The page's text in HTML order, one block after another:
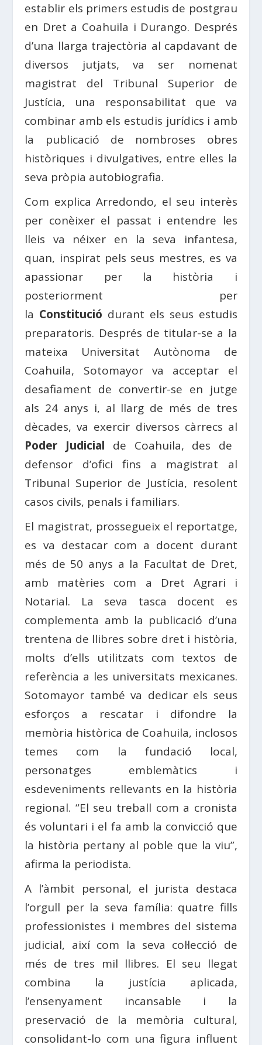
establir els primers estudis de postgrau
en Dret a Coahuila i Durango. Després
d’una llarga trajectòria al capdavant de
diversos jutjats, va ser nomenat
magistrat del Tribunal Superior de
Justícia, una responsabilitat que va
combinar amb els estudis jurídics i amb
la publicació de nombroses obres
històriques i divulgatives, entre elles la
seva pròpia autobiografia.
Com explica Arredondo, el seu interès
per conèixer el passat i entendre les
lleis va néixer en la seva infantesa,
quan, inspirat pels seus mestres, es va
apassionar per la història i
posteriorment per
la Constitució durant els seus estudis
preparatoris. Després de titular-se a la
mateixa Universitat Autònoma de
Coahuila, Sotomayor va acceptar el
desafiament de convertir-se en jutge
als 24 anys i, al llarg de més de tres
dècades, va exercir diversos càrrecs al
Poder Judicial de Coahuila, des de
defensor d’ofici fins a magistrat al
Tribunal Superior de Justícia, resolent
casos civils, penals i familiars.
El magistrat, prossegueix el reportatge,
es va destacar com a docent durant
més de 50 anys a la Facultat de Dret,
amb matèries com a Dret Agrari i
Notarial. La seva tasca docent es
complementa amb la publicació d’una
trentena de llibres sobre dret i història,
molts d’ells utilitzats com textos de
referència a les universitats mexicanes.
Sotomayor també va dedicar els seus
esforços a rescatar i difondre la
memòria històrica de Coahuila, inclosos
temes com la fundació local,
personatges emblemàtics i
esdeveniments rellevants en la història
regional. “El seu treball com a cronista
és voluntari i el fa amb la convicció que
la història pertany al poble que la viu”,
afirma la periodista.
A l’àmbit personal, el jurista destaca
l’orgull per la seva família: quatre fills
professionistes i membres del sistema
judicial, així com la seva col·lecció de
més de tres mil llibres. El seu llegat
combina la justícia aplicada,
l’ensenyament incansable i la
preservació de la memòria cultural,
consolidant-lo com una figura influent